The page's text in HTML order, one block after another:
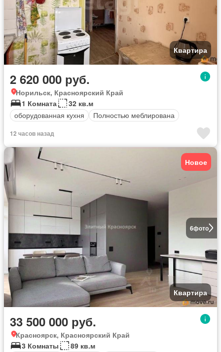
Квартира
2 620 000 руб.
Норильск, Красноярский Край
1 Комната
32 кв.м
оборудованная кухня
Полностью меблирована
12 часов назад
6фото
Новое
Квартира
33 500 000 руб.
Красноярск, Красноярский Край
3 Комнаты
89 кв.м